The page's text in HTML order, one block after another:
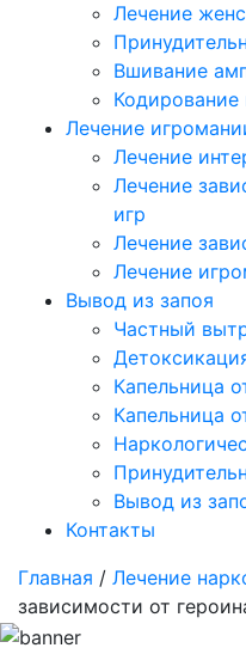
Лечение
Вшивание
Кодирование
Лечение
Лечение
Лечение
игр
Лечение
Лечение
Вывод из запоя
Частный
Капельница
Капельница
Вывод из
Контакты
Главная / Лечение
зависимости от